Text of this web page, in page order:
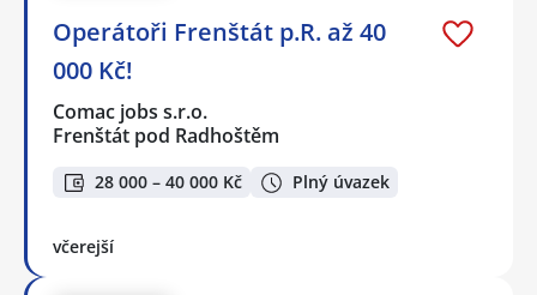
Operátoři Frenštát p.R. až 40
000 Kč!
Comac jobs s.r.o.
Frenštát pod Radhoštěm
28 000 – 40 000 Kč Plný úvazek
včerejší